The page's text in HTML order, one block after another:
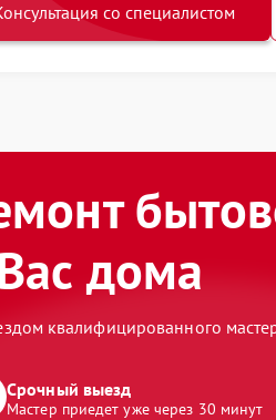
со специалистом
дома
квалифицированного
Срочный выезд
Мастер приедет уже через 30 минут